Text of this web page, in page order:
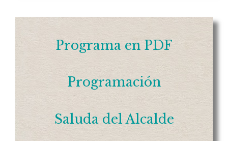
Programa en PDF
Programación
Saluda del Alcalde